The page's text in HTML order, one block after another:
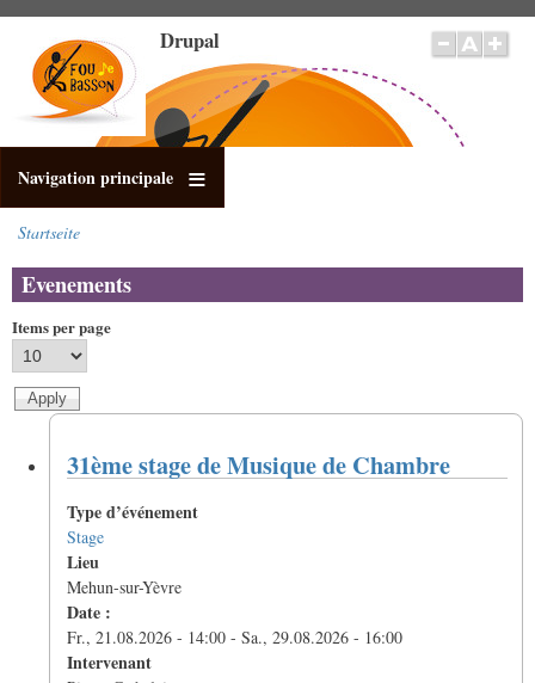
Inhalt
Drupal
Navigation principale
Startseite
Evenements
Items per page
31ème stage de Musique de Chambre
Type d’événement
Stage
Lieu
Mehun-sur-Yèvre
Date :
Fr., 21.08.2026 - 14:00 - Sa., 29.08.2026 - 16:00
Intervenant